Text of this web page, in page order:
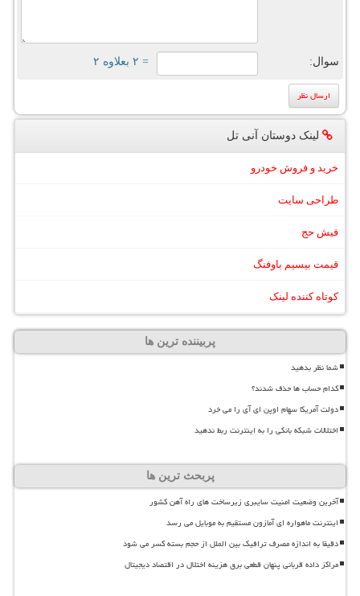
سوال: = ۲ بعلاوه ۲
لینک دوستان آنی تل
خرید و فروش خودرو
طراحی سایت
فیش حج
قیمت بیسیم باوفنگ
کوتاه کننده لینک
پربیننده ترین ها
شما نظر بدهید
کدام حساب ها حذف شدند؟
دولت آمریکا سهام اوپن ای آی را می خرد
اختلالات شبکه بانکی را به اینترنت ربط ندهید
پربحث ترین ها
آخرین وضعیت امنیت سایبری زیرساخت های راه آهن کشور
اینترنت ماهواره ای آمازون مستقیم به موبایل می رسد
دقیقا به اندازه مصرف ترافیک بین الملل از حجم بسته کسر می شود
مراکز داده قربانی پنهان قطعی برق هزینه اختلال در اقتصاد دیجیتال